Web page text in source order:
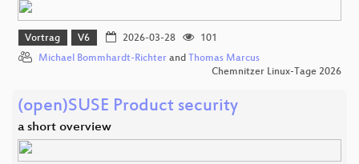
Vortrag V6 2026-03-28
101
Michael Bommhardt-Richter and Thomas Marcus
Chemnitzer Linux-Tage 2026
(open)SUSE Product security
a short overview